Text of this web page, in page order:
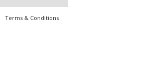
Terms & Conditions